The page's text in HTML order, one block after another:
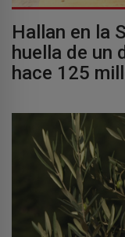
Hallan en la
huella de un
hace 125